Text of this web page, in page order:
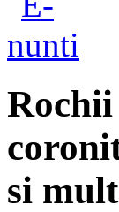
Rochii
si